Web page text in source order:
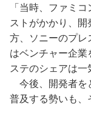
「当時、ファミ
ストがかかり、
方、ソニーのプレ
はベンチャー企業
ステのシェアは一
今後、開発者を
普及する勢いも、